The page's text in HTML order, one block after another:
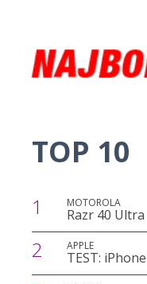
TOP 10
1 MOTOROLA
Razr 40 Ultra
2 APPLE
TEST: